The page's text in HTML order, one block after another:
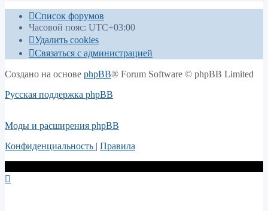
Список форумов
Часовой пояс: UTC+03:00
Удалить cookies
Связаться с администрацией
Создано на основе phpBB® Forum Software © phpBB Limited
Русская поддержка phpBB
Моды и расширения phpBB
Конфиденциальность | Правила